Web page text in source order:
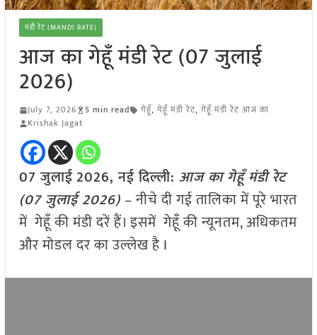
मंडी रेट (MANDI RATE)
आज का गेहूँ मंडी रेट (07 जुलाई
2026)
July 7, 2026 5 min read गेहूँ, गेहूँ मंडी रेट, गेहूँ मंडी रेट आज का
Krishak Jagat
07 जुलाई2026, नई दिल्ली: आज का गेहूँ मंडी रेट
(07 जुलाई 2026) – नीचे दी गई तालिका में पूरे भारत
में गेहूँ की मंडी दरें हैं। इसमें गेहूँ की न्यूनतम, अधिकतम
और मोडल दर का उल्लेख है I